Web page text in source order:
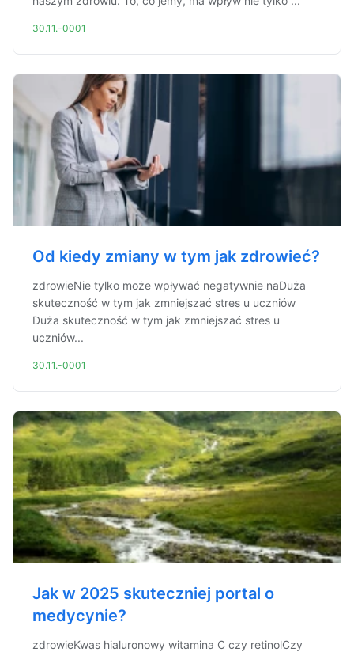
30.11.-0001
Od kiedy zmiany w tym jak zdrowieć?
zdrowieNie tylko może wpływać negatywnie naDuża
skuteczność w tym jak zmniejszać stres u uczniów
Duża skuteczność w tym jak zmniejszać stres u
uczniów...
30.11.-0001
Jak w 2025 skuteczniej portal o
medycynie?
zdrowieKwas hialuronowy witamina C czy retinolCzy